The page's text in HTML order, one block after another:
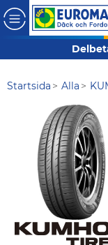
Startsida Alla